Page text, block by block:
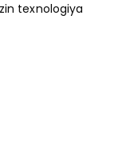
texnologiya